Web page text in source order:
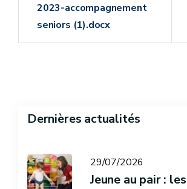
2023-accompagnement
seniors (1).docx
Dernières actualités
29/07/2026
Jeune au pair : les